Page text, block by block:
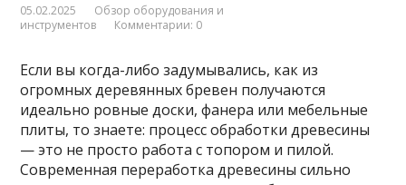
05.02.2025
Обзор оборудования и
инструментов
Комментарии: 0
Если вы когда-либо задумывались, как из
огромных деревянных бревен получаются
идеально ровные доски, фанера или мебельные
плиты, то знаете: процесс обработки древесины
— это не просто работа с топором и пилой.
Современная переработка древесины сильно